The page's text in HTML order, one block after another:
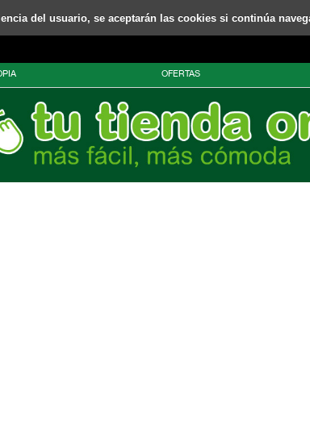
del usuario, se aceptarán las cookies si continúa
OFERTAS